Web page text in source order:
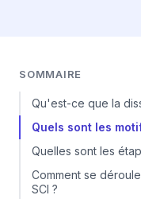
SOMMAIRE
Qu'est-ce que la
Quels sont les
Quelles sont les
Comment se
SCI ?